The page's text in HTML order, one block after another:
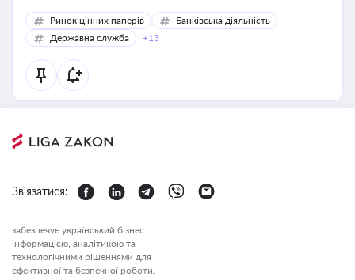
Ринок цінних паперів
Банківська діяльність
Державна служба
+13
Зв'язатися:
забезпечує український бізнес
інформацією, аналітикою та
технологічними рішеннями для
ефективної та безпечної роботи.